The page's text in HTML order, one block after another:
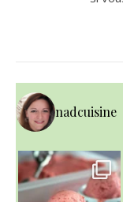
nadcuisine
~ NICE CREAM À LA FRAISE ~
Presque un mois que